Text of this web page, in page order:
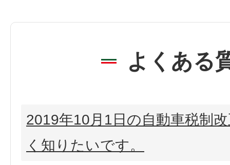
よくある
2019年10月1日の自動車税制
く知りたいです。